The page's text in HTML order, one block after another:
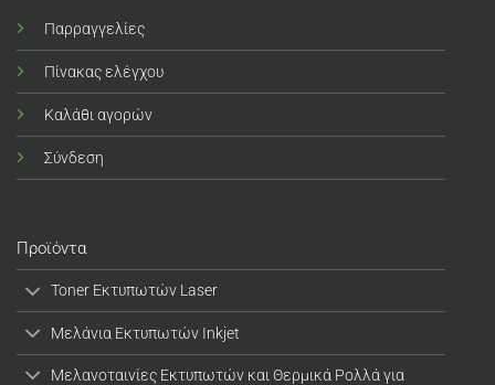
Παρραγγελίες
Πίνακας ελέγχου
Καλάθι αγορών
Σύνδεση
Προϊόντα
Toner Εκτυπωτών Laser
Μελάνια Εκτυπωτών Inkjet
Μελανοταινίες Εκτυπωτών και Θερμικά Ρολλά για